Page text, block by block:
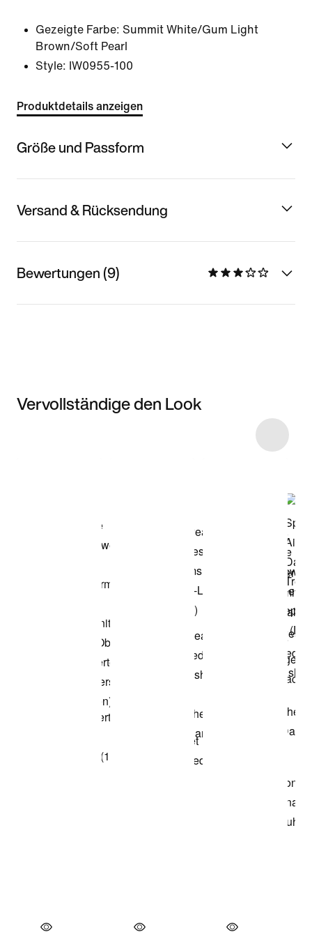
Gezeigte Farbe: Summit White/Gum Light
Brown/Soft Pearl
Style: IW0955-100
Produktdetails anzeigen
Größe und Passform
Versand & Rücksendung
Bewertungen (9)
Vervollständige den Look